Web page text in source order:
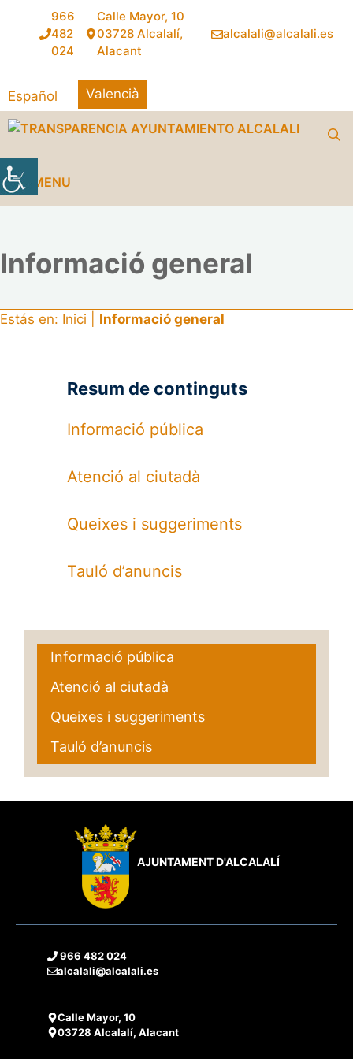
contingut
966
482
024
Calle Mayor, 10
03728 Alcalalí,
Alacant
alcalali@alcalali.es
Español Valencià
MENU
Informació general
Estás en: Inici Informació general
Resum de continguts
Informació pública
Atenció al ciutadà
Queixes i suggeriments
Tauló d’anuncis
Informació pública
Atenció al ciutadà
Queixes i suggeriments
Tauló d’anuncis
AJUNTAMENT D'ALCALALÍ
966 482 024
alcalali@alcalali.es
Calle Mayor, 10
03728 Alcalalí, Alacant